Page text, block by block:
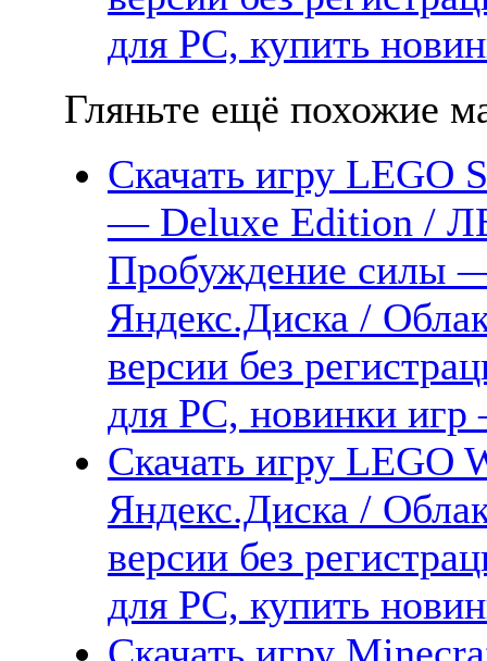
для PC, купить
Гляньте ещё похожие
Скачать игру LEGO
— Deluxe Edition /
Пробуждение силы
Яндекс.Диска /
версии без
для PC, новинки
Скачать игру
Яндекс.Диска /
версии без
для PC, купить